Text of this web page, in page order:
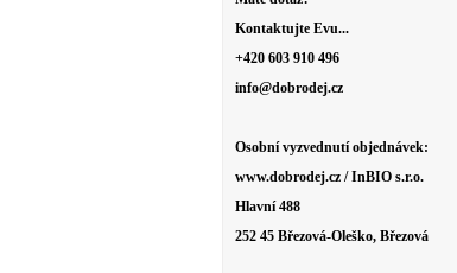
Kontaktujte Evu...
+420 603 910 496
info@dobrodej.cz
Osobní vyzvednutí objednávek:
www.dobrodej.cz / InBIO s.r.o.
Hlavní 488
252 45 Březová-Oleško, Březová